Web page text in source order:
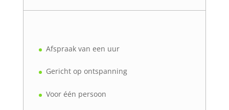
Afspraak van een uur
Gericht op ontspanning
Voor één persoon